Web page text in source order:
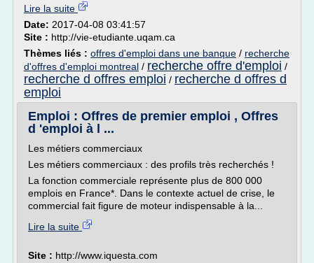
Lire la suite
Date: 2017-04-08 03:41:57
Site : http://vie-etudiante.uqam.ca
Thèmes liés : offres d'emploi dans une banque / recherche
d'offres d'emploi montreal / recherche offre d'emploi /
recherche d offres emploi / recherche d offres d
emploi
Emploi : Offres de premier emploi , Offres
d 'emploi à l ...
Les métiers commerciaux
Les métiers commerciaux : des profils très recherchés !
La fonction commerciale représente plus de 800 000
emplois en France*. Dans le contexte actuel de crise, le
commercial fait figure de moteur indispensable à la...
Lire la suite
Site : http://www.iquesta.com